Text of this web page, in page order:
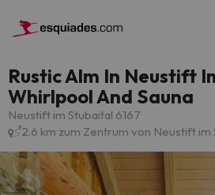
Rustic Alm In Neustift
Whirlpool And Sauna
Neustift im Stubaital 6167
2.6 km zum Zentrum von Neustift im